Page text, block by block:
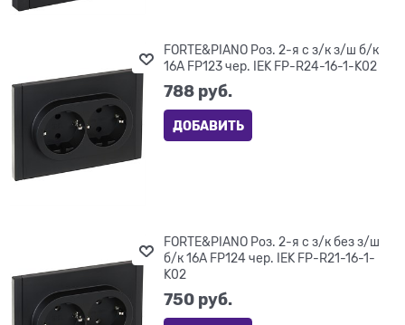
FORTE&PIANO Роз. 2-я с з/к з/ш б/к
16А FP123 чер. IEK FP-R24-16-1-K02
788 руб.
ДОБАВИТЬ
FORTE&PIANO Роз. 2-я с з/к без з/ш
б/к 16А FP124 чер. IEK FP-R21-16-1-
K02
750 руб.